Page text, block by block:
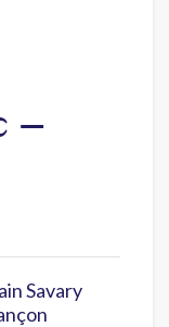
–
Savary